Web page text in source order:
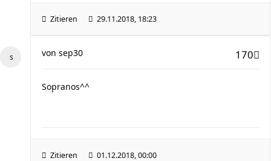
Zitieren 29.11.2018, 18:23
170
von sep30
Sopranos^^
Zitieren 01.12.2018, 00:00